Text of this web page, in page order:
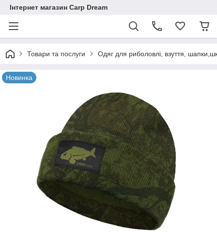
Інтернет магазин Carp Dream
Товари та послуги Одяг для риболовлі, взуття,
Новинка